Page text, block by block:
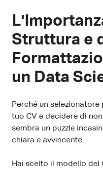
Struttura e
un Data
Perché un
tuo CV e decidere di
sembra un puzzle
chiara e avvincente.
Hai scelto il modello